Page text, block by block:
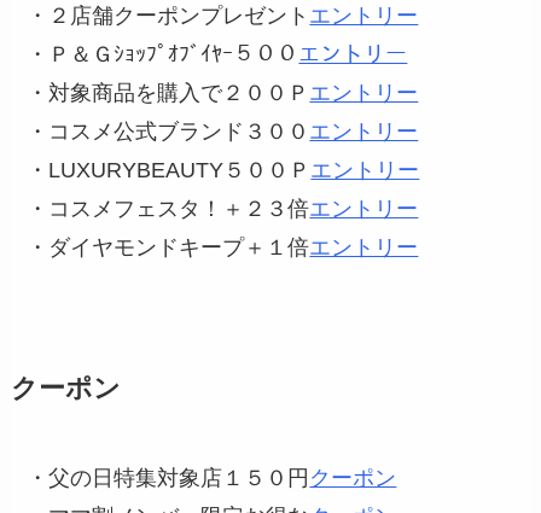
・２店舗クーポンプレゼント エントリー
・Ｐ＆Ｇｼｮｯﾌﾟｵﾌﾞｲﾔｰ５００ エントリー
・対象商品を購入で２００Ｐ エントリー
・コスメ公式ブランド３００ エントリー
・LUXURYBEAUTY５００Ｐ エントリー
・コスメフェスタ！＋２３倍エントリー
・ダイヤモンドキープ＋１倍エントリー
クーポン
・父の日特集対象店１５０円 クーポン